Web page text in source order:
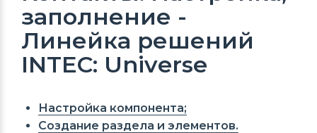
заполнение -
Линейка решений
INTEC: Universe
Настройка компонента;
Создание раздела и элементов.